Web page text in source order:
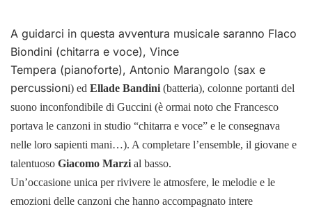
A guidarci in questa avventura musicale saranno Flaco
Biondini (chitarra e voce), Vince
Tempera (pianoforte), Antonio Marangolo (sax e
percussioni) ed Ellade Bandini (batteria), colonne portanti del
suono inconfondibile di Guccini (è ormai noto che Francesco
portava le canzoni in studio “chitarra e voce” e le consegnava
nelle loro sapienti mani…). A completare l’ensemble, il giovane e
talentuoso Giacomo Marzi al basso.
Un’occasione unica per rivivere le atmosfere, le melodie e le
emozioni delle canzoni che hanno accompagnato intere